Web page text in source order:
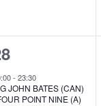
- 23:30
JOHN BATES (CAN)
POINT NINE (A)